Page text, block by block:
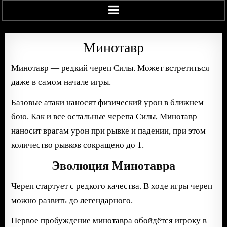
Минотавр
Минотавр — редкий череп Силы. Может встретиться
даже в самом начале игры.
Базовые атаки наносят физический урон в ближнем
бою. Как и все остальные черепа Силы, Минотавр
наносит врагам урон при рывке и падении, при этом
количество рывков сокращено до 1.
Эволюция Минотавра
Череп стартует с редкого качества. В ходе игры череп
можно развить до легендарного.
Первое пробуждение минотавра обойдётся игроку в